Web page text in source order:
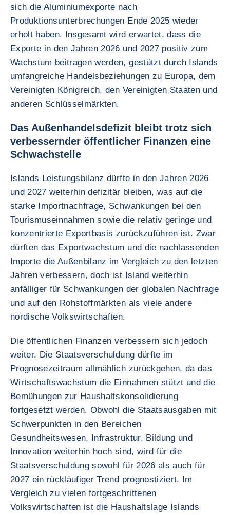
sich die Aluminiumexporte nach
Produktionsunterbrechungen Ende 2025 wieder
erholt haben. Insgesamt wird erwartet, dass die
Exporte in den Jahren 2026 und 2027 positiv zum
Wachstum beitragen werden, gestützt durch Islands
umfangreiche Handelsbeziehungen zu Europa, dem
Vereinigten Königreich, den Vereinigten Staaten und
anderen Schlüsselmärkten.
Das Außenhandelsdefizit bleibt trotz sich
verbessernder öffentlicher Finanzen eine
Schwachstelle
Islands Leistungsbilanz dürfte in den Jahren 2026
und 2027 weiterhin defizitär bleiben, was auf die
starke Importnachfrage, Schwankungen bei den
Tourismuseinnahmen sowie die relativ geringe und
konzentrierte Exportbasis zurückzuführen ist. Zwar
dürften das Exportwachstum und die nachlassenden
Importe die Außenbilanz im Vergleich zu den letzten
Jahren verbessern, doch ist Island weiterhin
anfälliger für Schwankungen der globalen Nachfrage
und auf den Rohstoffmärkten als viele andere
nordische Volkswirtschaften.
Die öffentlichen Finanzen verbessern sich jedoch
weiter. Die Staatsverschuldung dürfte im
Prognosezeitraum allmählich zurückgehen, da das
Wirtschaftswachstum die Einnahmen stützt und die
Bemühungen zur Haushaltskonsolidierung
fortgesetzt werden. Obwohl die Staatsausgaben mit
Schwerpunkten in den Bereichen
Gesundheitswesen, Infrastruktur, Bildung und
Innovation weiterhin hoch sind, wird für die
Staatsverschuldung sowohl für 2026 als auch für
2027 ein rückläufiger Trend prognostiziert. Im
Vergleich zu vielen fortgeschrittenen
Volkswirtschaften ist die Haushaltslage Islands